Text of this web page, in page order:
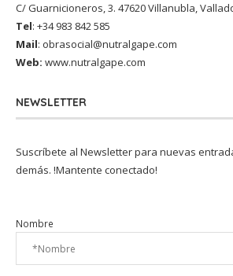
C/ Guarnicioneros, 3. 47620 Villanubla,
Tel: +34 983 842 585
Mail: obrasocial@nutralgape.com
Web: www.nutralgape.com
NEWSLETTER
Suscríbete al Newsletter para nuevas
demás. !Mantente conectado!
Nombre